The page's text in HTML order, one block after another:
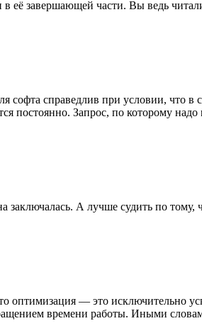
в её завершающей части. Вы ведь
софта справедлив при условии, что
постоянно. Запрос, по которому
А лучше судить по тому,
оптимизация — это
времени работы. Иными